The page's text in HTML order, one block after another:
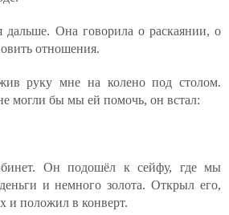
Она говорила о раскаянии, о
отношения.
руку мне на колено под столом.
могли бы мы ей помочь, он встал:
Он подошёл к сейфу, где мы
и немного золота. Открыл его,
и положил в конверт.